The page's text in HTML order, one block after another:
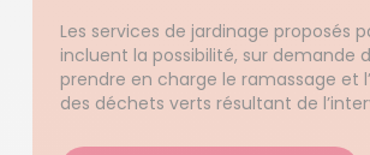
Les services de jardinage proposés
incluent la possibilité, sur demande
prendre en charge le ramassage et
des déchets verts résultant de